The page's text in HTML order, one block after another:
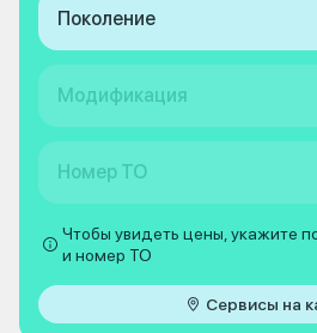
Поколение
Модификация
Номер ТО
Чтобы увидеть цены, укажите
и номер ТО
Сервисы на